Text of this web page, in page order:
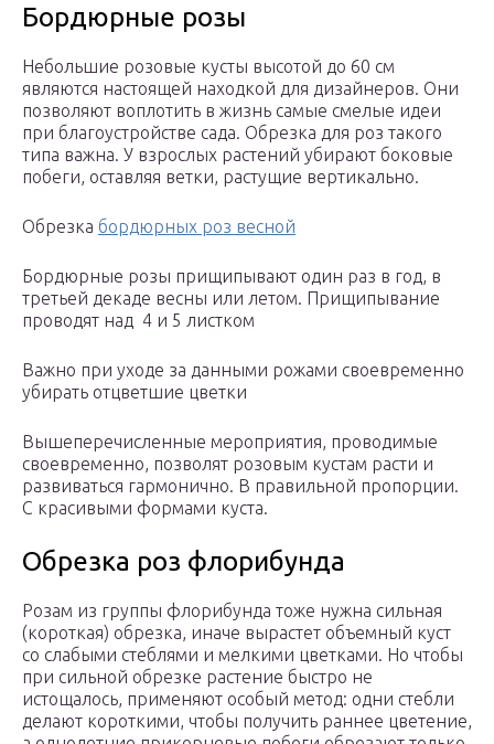
Бордюрные розы
Небольшие розовые кусты высотой до 60 см
являются настоящей находкой для дизайнеров. Они
позволяют воплотить в жизнь самые смелые идеи
при благоустройстве сада. Обрезка для роз такого
типа важна. У взрослых растений убирают боковые
побеги, оставляя ветки, растущие вертикально.
Обрезка бордюрных роз весной
Бордюрные розы прищипывают один раз в год, в
третьей декаде весны или летом. Прищипывание
проводят над 4 и 5 листком
Важно при уходе за данными рожами своевременно
убирать отцветшие цветки
Вышеперечисленные мероприятия, проводимые
своевременно, позволят розовым кустам расти и
развиваться гармонично. В правильной пропорции.
С красивыми формами куста.
Обрезка роз флорибунда
Розам из группы флорибунда тоже нужна сильная
(короткая) обрезка, иначе вырастет объемный куст
со слабыми стеблями и мелкими цветками. Но чтобы
при сильной обрезке растение быстро не
истощалось, применяют особый метод: одни стебли
делают короткими, чтобы получить раннее цветение,